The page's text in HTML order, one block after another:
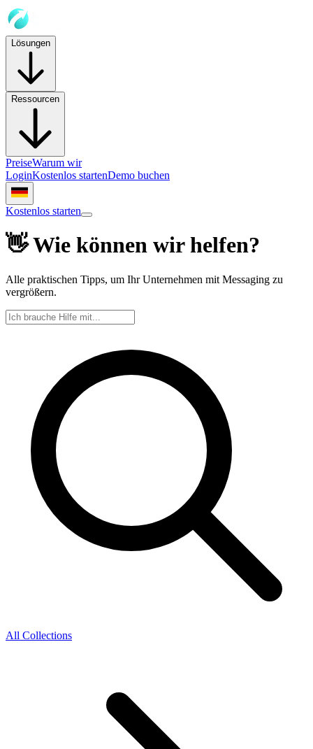
Lösungen
Ressourcen
PreiseWarum wir
LoginKostenlos startenDemo buchen
Kostenlos starten
👋 Wie können wir helfen?
Alle praktischen Tipps, um Ihr Unternehmen mit Messaging zu
vergrößern.
All Collections